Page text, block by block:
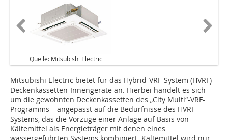
Quelle: Mitsubishi Electric
Mitsubishi Electric bietet für das Hybrid-VRF-System (HVRF)
Deckenkassetten-Innengeräte an. Hierbei handelt es sich
um die gewohnten Deckenkassetten des „City Multi“-VRF-
Programms – angepasst auf die Bedürfnisse des HVRF-
Systems, das die Vorzüge einer Anlage auf Basis von
Kältemittel als Energieträger mit denen eines